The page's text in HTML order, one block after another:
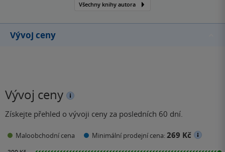
Všechny knihy autora
Vývoj ceny
Vývoj ceny
Získejte přehled o vývoji ceny za posledních 60 dní.
Maloobchodní cena Minimální prodejní cena:269 Kč